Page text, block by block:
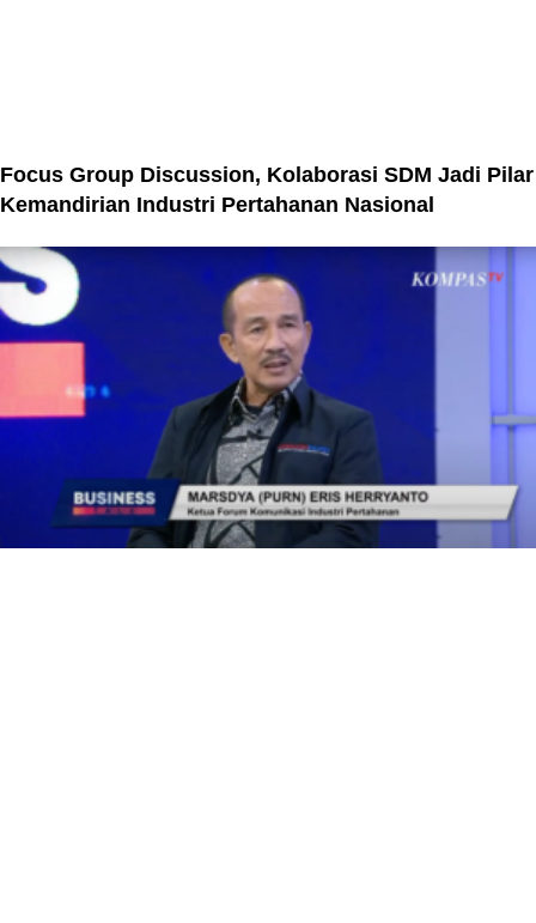
Focus Group Discussion, Kolaborasi SDM Jadi Pilar
Kemandirian Industri Pertahanan Nasional